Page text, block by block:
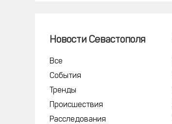
Новости Севастополя
Все
События
Тренды
Происшествия
Расследования